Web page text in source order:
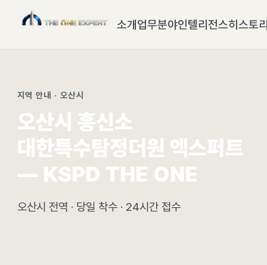
소개업무분야인텔리전스히스토
지역 안내 · 오산시
오산시 흥신소
대한특수탐정더원 엑스퍼트
— KSPD THE ONE
오산시 전역 · 당일 착수 · 24시간 접수